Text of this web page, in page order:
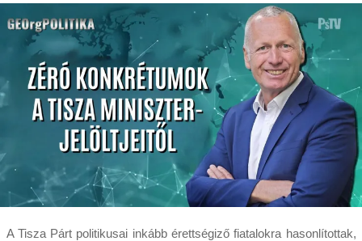
A Tisza Párt politikusai inkább érettségiző fiatalokra hasonlítottak,